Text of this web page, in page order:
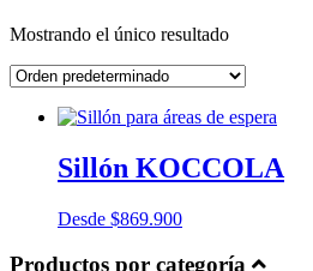
Mostrando el único resultado
Sillón KOCCOLA
Desde $869.900
Productos por categoría